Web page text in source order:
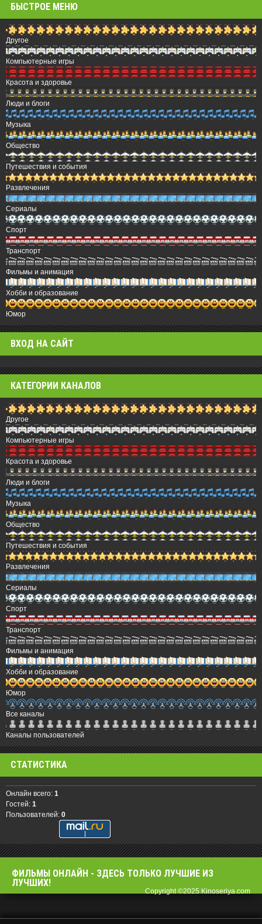
БЫСТРОЕ МЕНЮ
Другое
Компьютерные игры
Красота и здоровье
Люди и блоги
Музыка
Общество
Путешествия и события
Развлечения
Сериалы
Спорт
Транспорт
Фильмы и анимация
Хобби и образование
Юмор
ВХОД НА САЙТ
КАТЕГОРИИ КАНАЛОВ
Другое
Компьютерные игры
Красота и здоровье
Люди и блоги
Музыка
Общество
Путешествия и события
Развлечения
Сериалы
Спорт
Транспорт
Фильмы и анимация
Хобби и образование
Юмор
Все каналы
Каналы пользователей
СТАТИСТИКА
Онлайн всего: 1
Гостей: 1
Пользователей: 0
ФИЛЬМЫ OНЛАЙН - ЗДЕСЬ ТОЛЬКО ЛУЧШИЕ ИЗ
ЛУЧШИХ!
Copyright ©2025 Kinoseriya.com